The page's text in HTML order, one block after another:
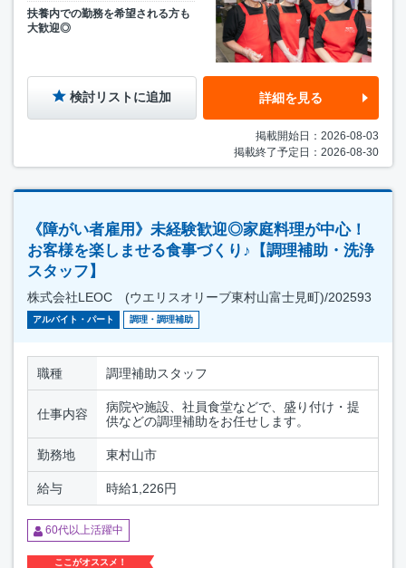
扶養内での勤務を希望される方も
大歓迎◎
検討リストに追加 詳細を見る
掲載開始日：2026-08-03
掲載終了予定日：2026-08-30
《障がい者雇用》未経験歓迎◎家庭料理が中心！
お客様を楽しませる食事づくり♪【調理補助・洗浄
スタッフ】
株式会社LEOC (ウエリスオリーブ東村山富士見町)/202593
アルバイト・パート 調理・調理補助
職種 調理補助スタッフ
仕事内容
病院や施設、社員食堂などで、盛り付け・提
供などの調理補助をお任せします。
勤務地 東村山市
給与 時給1,226円
60代以上活躍中
ここがオススメ！